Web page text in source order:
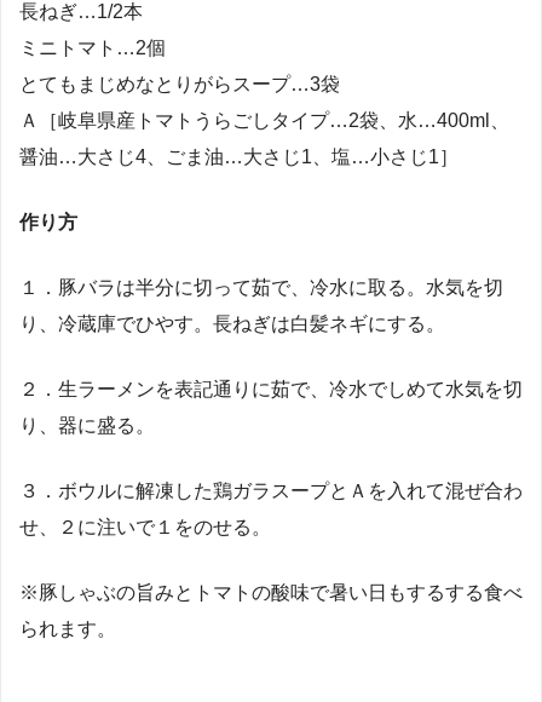
長ねぎ…1/2本
ミニトマト…2個
とてもまじめなとりがらスープ…3袋
Ａ［岐阜県産トマトうらごしタイプ…2袋、水…400ml、
醤油…大さじ4、ごま油…大さじ1、塩…小さじ1］
作り方
１．豚バラは半分に切って茹で、冷水に取る。水気を切
り、冷蔵庫でひやす。長ねぎは白髪ネギにする。
２．生ラーメンを表記通りに茹で、冷水でしめて水気を切
り、器に盛る。
３．ボウルに解凍した鶏ガラスープとＡを入れて混ぜ合わ
せ、２に注いで１をのせる。
※豚しゃぶの旨みとトマトの酸味で暑い日もするする食べ
られます。